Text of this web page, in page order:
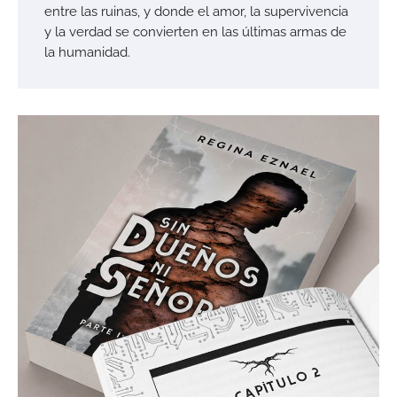
entre las ruinas, y donde el amor, la supervivencia
y la verdad se convierten en las últimas armas de
la humanidad.